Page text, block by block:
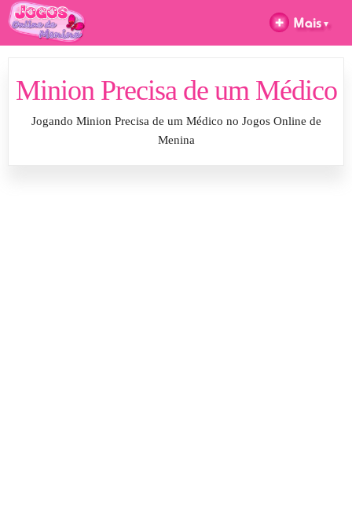
Minion Precisa de um Médico
Jogando Minion Precisa de um Médico no Jogos Online de
Menina